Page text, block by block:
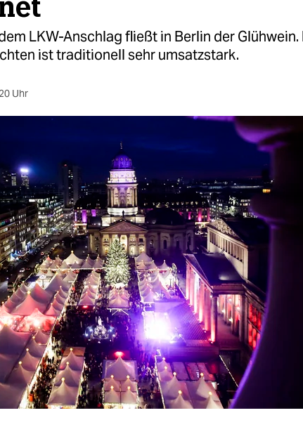
LKW-Anschlag fließt in Berlin der Glühwein.
ist traditionell sehr umsatzstark.
Uhr